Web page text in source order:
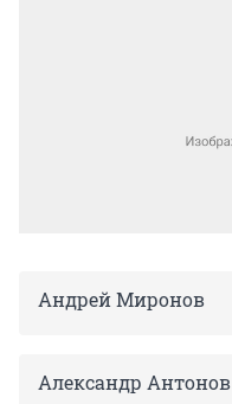
Андрей Миронов
Александр Антонов